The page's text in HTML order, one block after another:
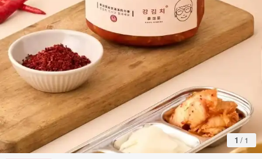
1 / 1